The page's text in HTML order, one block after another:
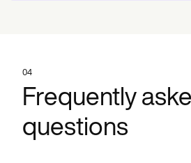
04
Frequently
questions